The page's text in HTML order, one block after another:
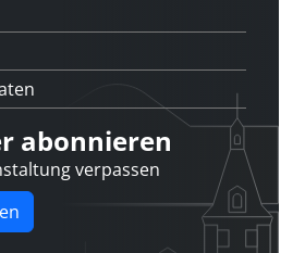
abonnieren
verpassen